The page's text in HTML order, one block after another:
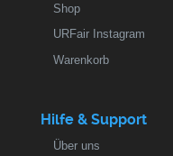
Shop
URFair Instagram
Warenkorb
Hilfe & Support
Über uns